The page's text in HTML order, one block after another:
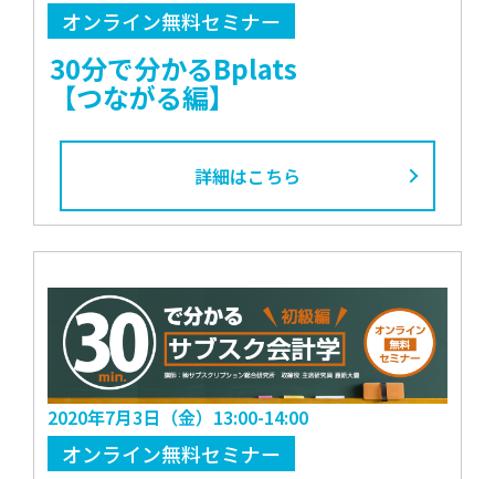
オンライン無料セミナー
30分で分かるBplats
【つながる編】
詳細はこちら
2020年7月3日（金）13:00-14:00
オンライン無料セミナー